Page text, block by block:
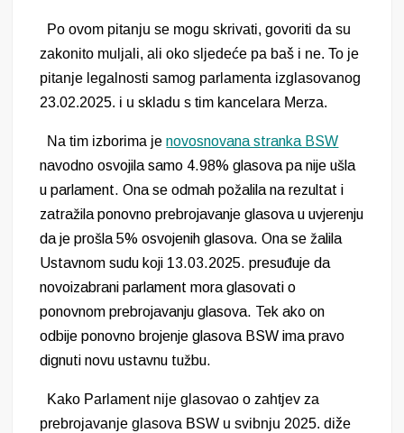
Po ovom pitanju se mogu skrivati, govoriti da su
zakonito muljali, ali oko sljedeće pa baš i ne. To je
pitanje legalnosti samog parlamenta izglasovanog
23.02.2025. i u skladu s tim kancelara Merza.
Na tim izborima jenovosnovana stranka BSW
navodno osvojila samo 4.98% glasova pa nije ušla
u parlament. Ona se odmah požalila na rezultat i
zatražila ponovno prebrojavanje glasova u uvjerenju
da je prošla 5% osvojenih glasova. Ona se žalila
Ustavnom sudu koji 13.03.2025. presuđuje da
novoizabrani parlament mora glasovati o
ponovnom prebrojavanju glasova. Tek ako on
odbije ponovno brojenje glasova BSW ima pravo
dignuti novu ustavnu tužbu.
Kako Parlament nije glasovao o zahtjev za
prebrojavanje glasova BSW u svibnju 2025. diže